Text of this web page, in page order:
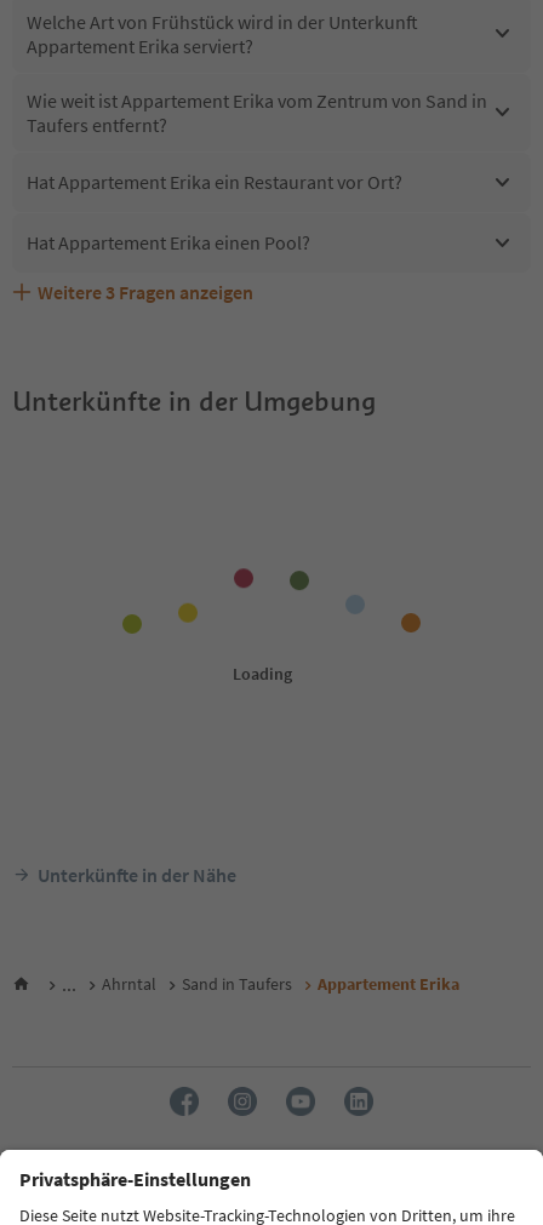
Welche Art von Frühstück wird in der Unterkunft
Appartement Erika serviert?
Wie weit ist Appartement Erika vom Zentrum von Sand in
Taufers entfernt?
Hat Appartement Erika ein Restaurant vor Ort?
Hat Appartement Erika einen Pool?
Sind Haustiere in der Unterkunft Appartement Erika
Welche Services bietet Appartement Erika?
Erhalten die Gäste von Appartement Erika einen Südtirol
Weitere 3 Fragen anzeigen
Unterkünfte in der Umgebung
Unterkünfte in der Nähe
... Ahrntal Sand in Taufers Appartement Erika
Sprache: Deutsch